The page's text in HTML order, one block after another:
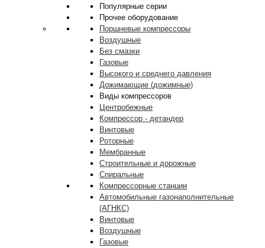
Популярные серии
Прочее оборудование
Поршневые компрессоры
Воздушные
Без смазки
Газовые
Высокого и среднего давления
Дожимающие (дожимные)
Виды компрессоров
Центробежные
Компрессор - детандер
Винтовые
Роторные
Мембранные
Строительные и дорожные
Спиральные
Компрессорные станции
Автомобильные газонаполнительные
(АГНКС)
Винтовые
Воздушные
Газовые